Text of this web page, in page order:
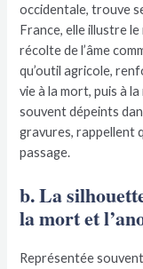
occidentale, trouve
France, elle illustre
récolte de l’âme
qu’outil agricole,
vie à la mort, puis à
souvent dépeints
gravures, rappellent
passage.
b. La
la mort et
Représentée